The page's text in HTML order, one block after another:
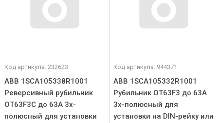
Код артикула: 232623
ABB 1SCA105338R1001
Реверсивный рубильник
OT63F3C до 63А 3х-
полюсный для установки
Код артикула: 944371
ABB 1SCA105332R1001
Рубильник OT63F3 до 63А
3х-полюсный для
установки на DIN-рейку или